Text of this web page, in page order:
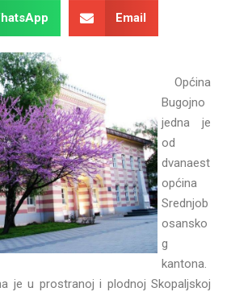
Email
Općina
Bugojno
jedna je
od
dvanaest
općina
Srednjob
osansko
g
kantona.
je u prostranoj i plodnoj Skopaljskoj